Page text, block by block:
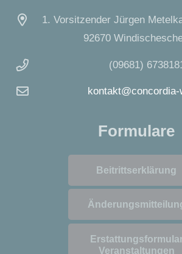
1. Vorsitzender Jürgen
92670
(09681)
kontakt@concordia-
Formulare
Beitrittserklärung
Veranstaltungen